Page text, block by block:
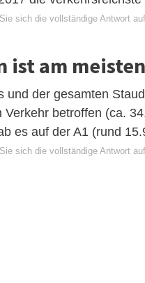
sich die vollständige Antwort
ist am
und der gesamten
betroffen (ca.
es auf der A1 (rund
sich die vollständige Antwort